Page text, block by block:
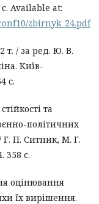
Available at:
zbirnyk_24.pdf
т. / за ред. Ю. В.
Київ-
с.
та
політичних
Г. П. Ситник, М. Г.
358 с.
оцінювання
їх вирішення.